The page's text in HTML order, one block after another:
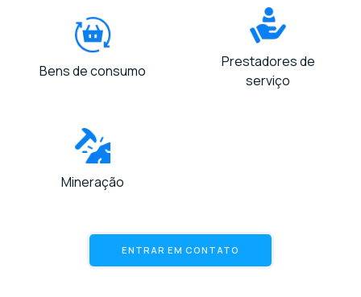
Bens de consumo
Prestadores de
serviço
Mineração
ENTRAR EM CONTATO